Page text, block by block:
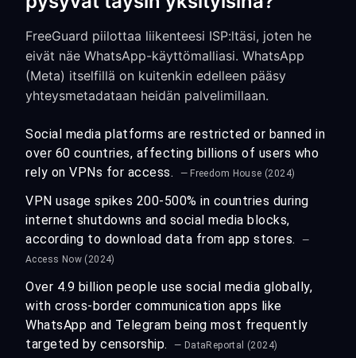
FreeGuard piilottaa liikenteesi ISP:ltäsi, joten he
eivät näe WhatsApp-käyttömalliasi. WhatsApp
(Meta) itselfillä on kuitenkin edelleen pääsy
yhteysmetadataan heidän palvelimillaan.
Social media platforms are restricted or banned in
over 60 countries, affecting billions of users who
rely on VPNs for access.
— Freedom House (2024)
VPN usage spikes 200-500% in countries during
internet shutdowns and social media blocks,
according to download data from app stores.
—
Access Now (2024)
Over 4.9 billion people use social media globally,
with cross-border communication apps like
WhatsApp and Telegram being most frequently
targeted by censorship.
— DataReportal (2024)